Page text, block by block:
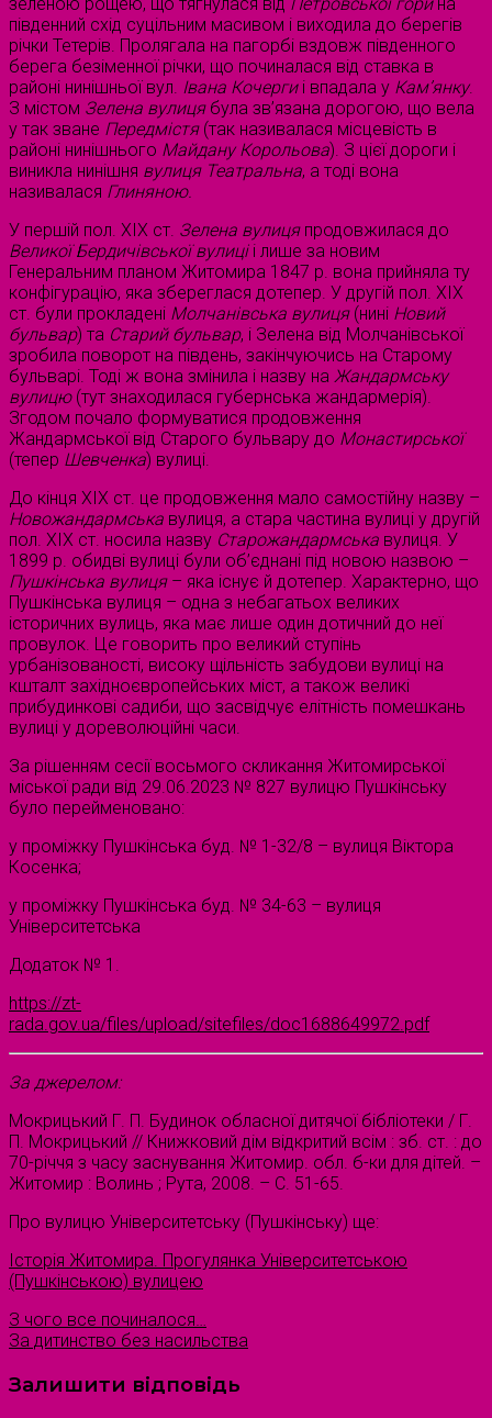
південний схід суцільним масивом і виходила до берегів
річки Тетерів. Пролягала на пагорбі вздовж південного
берега безіменної річки, що починалася від ставка в
районі нинішньої вул. Івана Кочергиі впадала у Кам’янку.
З містом Зелена вулицябула зв’язана дорогою, що вела
у так зване Передмістя(так називалася місцевість в
районі нинішнього Майдану Корольова). З цієї дороги і
виникла нинішня вулиця Театральна, а тоді вона
називалася Глиняною.
У першій пол. ХІХ ст. Зелена вулицяпродовжилася до
Великої Бердичівської вулиціі лише за новим
Генеральним планом Житомира 1847 р. вона прийняла ту
конфігурацію, яка збереглася дотепер. У другій пол. ХІХ
ст. були прокладені Молчанівська вулиця(нині Новий
бульвар) та Старий бульвар, і Зелена від Молчанівської
зробила поворот на південь, закінчуючись на Старому
бульварі. Тоді ж вона змінила і назву на Жандармську
вулицю(тут знаходилася губернська жандармерія).
Згодом почало формуватися продовження
Жандармської від Старого бульвару до Монастирської
(тепер Шевченка) вулиці.
До кінця ХІХ ст. це продовження мало самостійну назву –
Новожандармська вулиця, а стара частина вулиці у другій
пол. ХІХ ст. носила назву Старожандармська вулиця. У
1899 р. обидві вулиці були об’єднані під новою назвою –
Пушкінська вулиця– яка існує й дотепер. Характерно, що
Пушкінська вулиця – одна з небагатьох великих
історичних вулиць, яка має лише один дотичний до неї
провулок. Це говорить про великий ступінь
урбанізованості, високу щільність забудови вулиці на
кшталт західноєвропейських міст, а також великі
прибудинкові садиби, що засвідчує елітність помешкань
вулиці у дореволюційні часи.
За рішенням сесії восьмого скликання Житомирської
міської ради від 29.06.2023 № 827 вулицю Пушкінську
було перейменовано:
у проміжку Пушкінська буд. № 1-32/8 – вулиця Віктора
Косенка;
у проміжку Пушкінська буд. № 34-63 – вулиця
Університетська
Додаток № 1.
https://zt-
rada.gov.ua/files/upload/sitefiles/doc1688649972.pdf
За джерелом:
Мокрицький Г. П. Будинок обласної дитячої бібліотеки / Г.
П. Мокрицький // Книжковий дім відкритий всім : зб. ст. : до
70-річчя з часу заснування Житомир. обл. б-ки для дітей. –
Житомир : Волинь ; Рута, 2008. – С. 51-65.
Про вулицю Університетську (Пушкінську) ще:
Історія Житомира. Прогулянка Університетською
(Пушкінською) вулицею
З чого все починалося…
За дитинство без насильства
Залишити відповідь